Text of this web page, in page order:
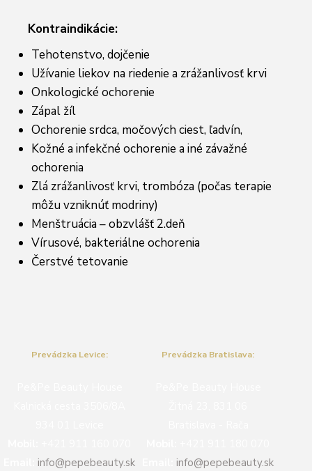
Kontraindikácie:
Tehotenstvo, dojčenie
Užívanie liekov na riedenie a zrážanlivosť krvi
Onkologické ochorenie
Zápal žíl
Ochorenie srdca, močových ciest, ľadvín,
Kožné a infekčné ochorenie a iné závažné
ochorenia
Zlá zrážanlivosť krvi, trombóza (počas terapie
môžu vzniknúť modriny)
Menštruácia – obzvlášť 2.deň
Vírusové, bakteriálne ochorenia
Čerstvé tetovanie
Prevádzka Levice:
info@pepebeauty.sk
Prevádzka Bratislava:
info@pepebeauty.sk